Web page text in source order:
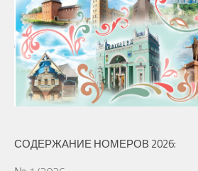
СОДЕРЖАНИЕ НОМЕРОВ 2026: